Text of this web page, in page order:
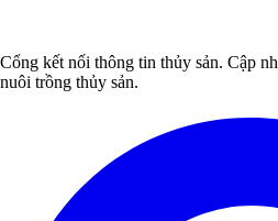
Cổng kết nối thông tin thủy sản. Cập
nuôi trồng thủy sản.